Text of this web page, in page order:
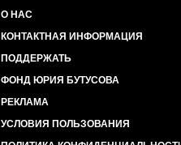
О НАС
КОНТАКТНАЯ ИНФОРМАЦИЯ
ПОДДЕРЖАТЬ
ФОНД ЮРИЯ БУТУСОВА
РЕКЛАМА
УСЛОВИЯ ПОЛЬЗОВАНИЯ